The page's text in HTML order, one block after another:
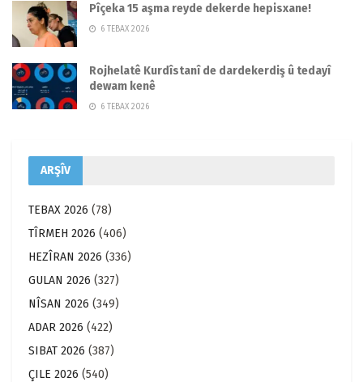
Pîçeka 15 aşma reyde dekerde hepisxane!
6 TEBAX 2026
Rojhelatê Kurdîstanî de dardekerdiş û tedayî
dewam kenê
6 TEBAX 2026
ARŞÎV
TEBAX 2026 (78)
TÎRMEH 2026 (406)
HEZÎRAN 2026 (336)
GULAN 2026 (327)
NÎSAN 2026 (349)
ADAR 2026 (422)
SIBAT 2026 (387)
ÇILE 2026 (540)